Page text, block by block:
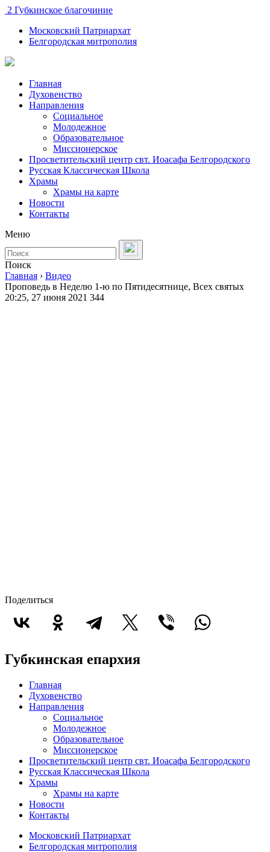
2 Губкинское благочиние
Московский Патриархат
Белгородская митрополия
Главная
Духовенство
Направления
Социальное
Молодежное
Образовательное
Миссионерское
Просветительский центр свт. Иоасафа Белгородского
Русская Классическая Школа
Храмы
Храмы на карте
Новости
Контакты
Меню
Поиск
Главная › Видео
Проповедь в Неделю 1-ю по Пятидесятнице, Всех святых
20:25, 27 июня 2021 344
Поделиться
Губкинская епархия
Главная
Духовенство
Направления
Социальное
Молодежное
Образовательное
Миссионерское
Просветительский центр свт. Иоасафа Белгородского
Русская Классическая Школа
Храмы
Храмы на карте
Новости
Контакты
Московский Патриархат
Белгородская митрополия